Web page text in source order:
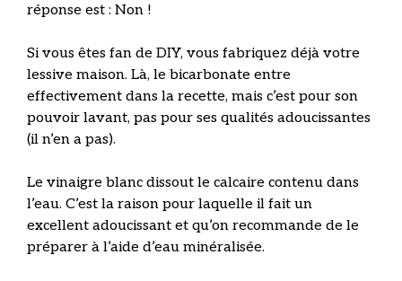
réponse est : Non !
Si vous êtes fan de DIY, vous fabriquez déjà votre
lessive maison. Là, le bicarbonate entre
effectivement dans la recette, mais c’est pour son
pouvoir lavant, pas pour ses qualités adoucissantes
(il n’en a pas).
Le vinaigre blanc dissout le calcaire contenu dans
l’eau. C’est la raison pour laquelle il fait un
excellent adoucissant et qu’on recommande de le
préparer à l’aide d’eau minéralisée.